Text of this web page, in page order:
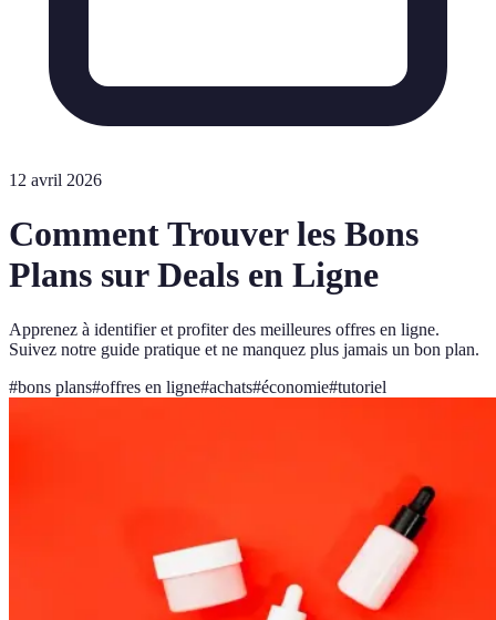
12 avril 2026
Comment Trouver les Bons
Plans sur Deals en Ligne
Apprenez à identifier et profiter des meilleures offres en ligne.
Suivez notre guide pratique et ne manquez plus jamais un bon plan.
#bons plans#offres en ligne#achats#économie#tutoriel